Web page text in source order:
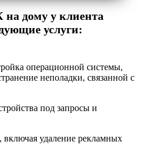
дому у клиента
услуги:
операционной системы,
неполадки, связанной с
под запросы и
, включая удаление рекламных